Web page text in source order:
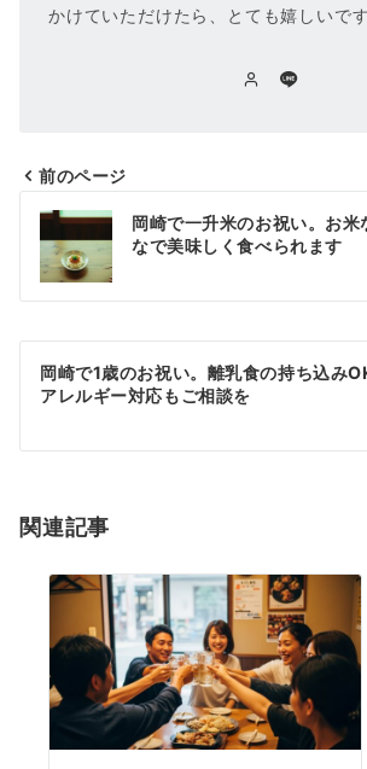
かけていただけたら、とても嬉しいです
投
稿
ナ
ビ
ゲ
シ
ン
前のページ
岡崎で一升米のお祝い。お米
なで美味しく食べられます
岡崎で1歳のお祝い。離乳食の持ち込み
アレルギー対応もご相談を
関連記事